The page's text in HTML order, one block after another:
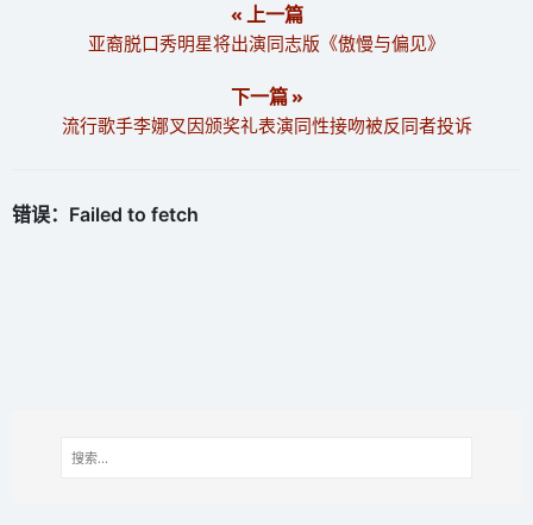
« 上一篇
亚裔脱口秀明星将出演同志版《傲慢与偏见》
下一篇 »
流行歌手李娜叉因颁奖礼表演同性接吻被反同者投诉